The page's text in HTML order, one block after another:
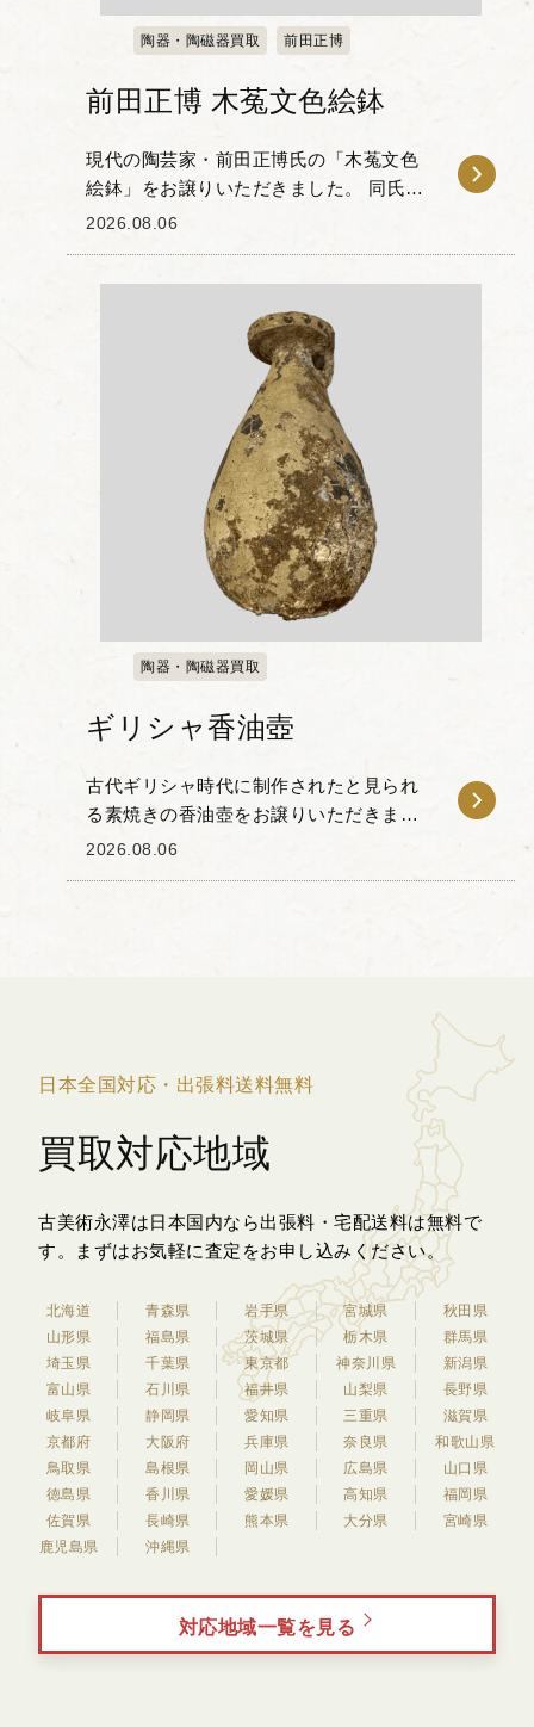
陶器・陶磁器買取 前田正博
前田正博 木菟文色絵鉢
現代の陶芸家・前田正博氏の「木菟文色
絵鉢」をお譲りいただきました。 同氏
は、色絵とグラフィカルな現代的意匠を
2026.08.06
陶器・陶磁器買取
ギリシャ香油壺
古代ギリシャ時代に制作されたと見られ
る素焼きの香油壺をお譲りいただきまし
た。 下部が丸みを帯びた洋梨状のシルエ
2026.08.06
日本全国対応・出張料送料無料
買取対応地域
古美術永澤は日本国内なら出張料・宅配送料は無料で
す。
まずはお気軽に査定をお申し込みください。
北海道 青森県 岩手県 宮城県
秋田県
山形県
福島県 茨城県 栃木県
群馬県
埼玉県
千葉県 東京都 神奈川県
新潟県
富山県
石川県 福井県 山梨県
長野県
岐阜県
静岡県 愛知県 三重県
滋賀県
京都府
大阪府 兵庫県 奈良県
和歌山県
鳥取県
島根県 岡山県 広島県
山口県
徳島県
香川県 愛媛県 高知県
福岡県
佐賀県
長崎県 熊本県 大分県
宮崎県
鹿児島県
沖縄県
対応地域一覧を見る